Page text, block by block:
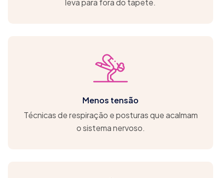
leva para fora do tapete.
Menos tensão
Técnicas de respiração e posturas que acalmam
o sistema nervoso.